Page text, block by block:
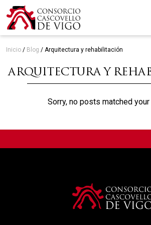
Inicio / Blog / Arquitectura y rehabilitación
ARQUITECTURA Y
Sorry, no posts matched